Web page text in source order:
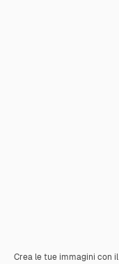
Crea le tue immagini con il